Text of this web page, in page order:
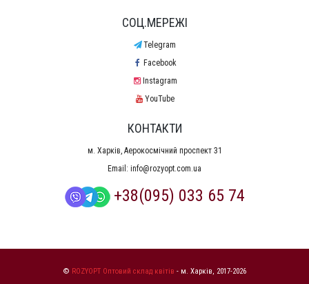
СОЦ.МЕРЕЖІ
Telegram
Facebook
Instagram
YouTube
КОНТАКТИ
м. Харків, Аерокосмічний проспект 31
Email: info@rozyopt.com.ua
+38(095) 033 65 74
© ROZYOPT Оптовий склад квітів - м. Харків, 2017-2026